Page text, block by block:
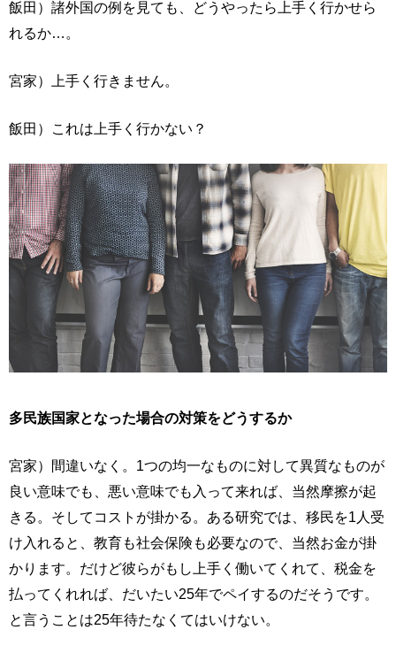
飯田）諸外国の例を見ても、どうやったら上手く行かせら
れるか…。
宮家）上手く行きません。
飯田）これは上手く行かない？
多民族国家となった場合の対策をどうするか
宮家）間違いなく。1つの均一なものに対して異質なものが
良い意味でも、悪い意味でも入って来れば、当然摩擦が起
きる。そしてコストが掛かる。ある研究では、移民を1人受
け入れると、教育も社会保険も必要なので、当然お金が掛
かります。だけど彼らがもし上手く働いてくれて、税金を
払ってくれれば、だいたい25年でペイするのだそうです。
と言うことは25年待たなくてはいけない。